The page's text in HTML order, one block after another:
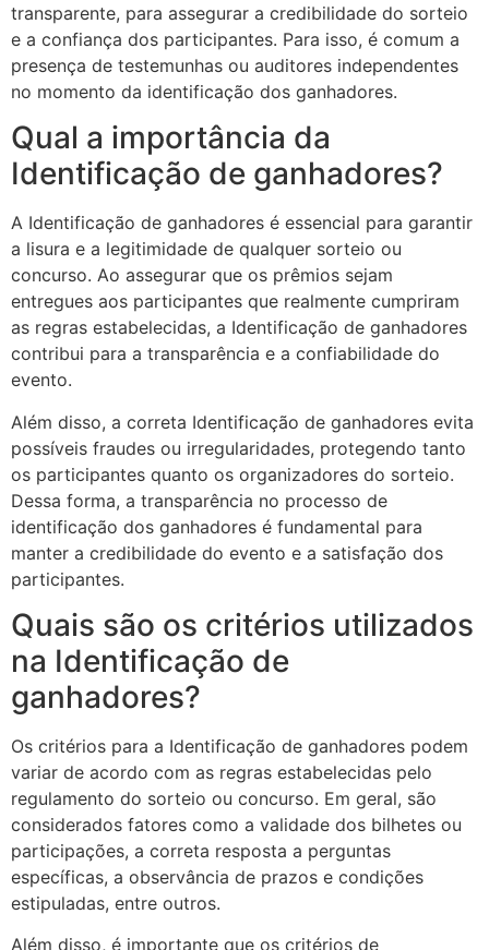
transparente, para assegurar a credibilidade do sorteio
e a confiança dos participantes. Para isso, é comum a
presença de testemunhas ou auditores independentes
no momento da identificação dos ganhadores.
Qual a importância da
Identificação de ganhadores?
A Identificação de ganhadores é essencial para garantir
a lisura e a legitimidade de qualquer sorteio ou
concurso. Ao assegurar que os prêmios sejam
entregues aos participantes que realmente cumpriram
as regras estabelecidas, a Identificação de ganhadores
contribui para a transparência e a confiabilidade do
evento.
Além disso, a correta Identificação de ganhadores evita
possíveis fraudes ou irregularidades, protegendo tanto
os participantes quanto os organizadores do sorteio.
Dessa forma, a transparência no processo de
identificação dos ganhadores é fundamental para
manter a credibilidade do evento e a satisfação dos
participantes.
Quais são os critérios utilizados
na Identificação de
ganhadores?
Os critérios para a Identificação de ganhadores podem
variar de acordo com as regras estabelecidas pelo
regulamento do sorteio ou concurso. Em geral, são
considerados fatores como a validade dos bilhetes ou
participações, a correta resposta a perguntas
específicas, a observância de prazos e condições
estipuladas, entre outros.
Além disso, é importante que os critérios de